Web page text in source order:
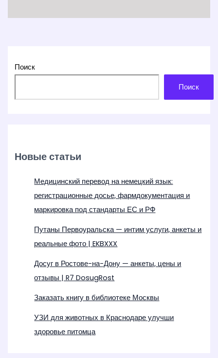
Поиск
Поиск
Новые статьи
Медицинский перевод на немецкий язык:
регистрационные досье, фармдокументация и
маркировка под стандарты ЕС и РФ
Путаны Первоуральска — интим услуги, анкеты и
реальные фото | EKBXXX
Досуг в Ростове-на-Дону — анкеты, цены и
отзывы | R7 DosugRost
Заказать книгу в библиотеке Москвы
УЗИ для животных в Краснодаре улучши
здоровье питомца